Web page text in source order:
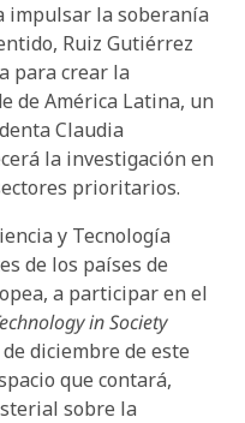
impulsar la soberanía
Ruiz Gutiérrez
para crear la
de América Latina, un
Claudia
la investigación en
prioritarios.
y Tecnología
de los países de
a participar en el
in Society
diciembre de este
que contará,
sobre la